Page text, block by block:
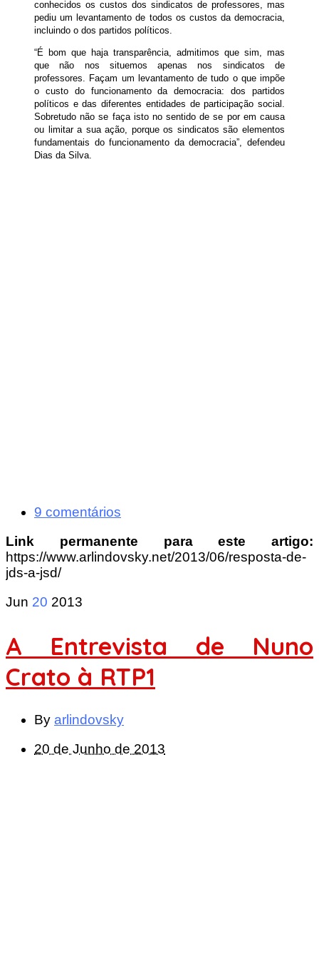
conhecidos os custos dos sindicatos de professores, mas
pediu um levantamento de todos os custos da democracia,
incluindo o dos partidos políticos.
“É bom que haja transparência, admitimos que sim, mas
que não nos situemos apenas nos sindicatos de
professores. Façam um levantamento de tudo o que impõe
o custo do funcionamento da democracia: dos partidos
políticos e das diferentes entidades de participação social.
Sobretudo não se faça isto no sentido de se por em causa
ou limitar a sua ação, porque os sindicatos são elementos
fundamentais do funcionamento da democracia”, defendeu
Dias da Silva.
9 comentários
Link permanente para este artigo:
https://www.arlindovsky.net/2013/06/resposta-de-
jds-a-jsd/
Jun 20 2013
A Entrevista de Nuno
Crato à RTP1
By arlindovsky
20 de Junho de 2013